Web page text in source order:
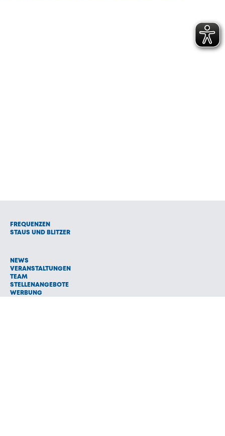
FREQUENZEN
STAUS UND BLITZER
NEWS
VERANSTALTUNGEN
TEAM
STELLENANGEBOTE
WERBUNG